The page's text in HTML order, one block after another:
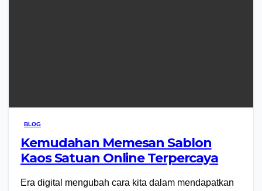
BLOG
Kemudahan Memesan Sablon
Kaos Satuan Online Terpercaya
Era digital mengubah cara kita dalam mendapatkan